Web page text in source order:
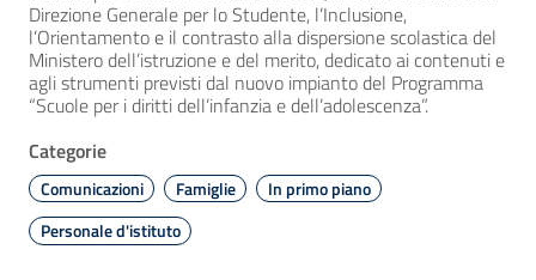
Direzione Generale per lo Studente, l’Inclusione,
l’Orientamento e il contrasto alla dispersione scolastica del
Ministero dell’istruzione e del merito, dedicato ai contenuti e
agli strumenti previsti dal nuovo impianto del Programma
“Scuole per i diritti dell’infanzia e dell’adolescenza”.
Categorie
Comunicazioni Famiglie
In primo piano
Personale d'istituto